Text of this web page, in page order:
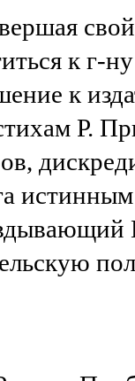
к г-
к
Р.